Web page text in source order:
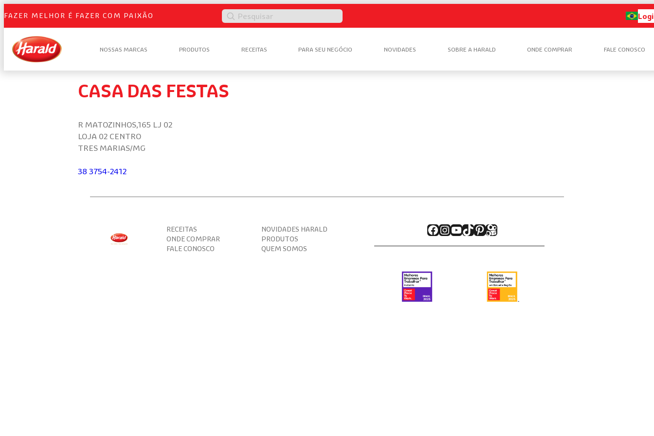
FAZER MELHOR É FAZER COM PAIXÃO Pesquisar
NOSSAS MARCAS PRODUTOS RECEITAS PARA SEU NEGÓCIO NOVIDADES SOBRE A HARALD ONDE COMPRAR FALE CONOSCO
CASA DAS FESTAS
R MATOZINHOS,165 LJ 02
LOJA 02 CENTRO
TRES MARIAS/MG
38 3754-2412
RECEITAS
NOVIDADES HARALD
ONDE COMPRAR
PRODUTOS
FALE CONOSCO
QUEM SOMOS
Facebook
Instagram
Youtube
TikTok
Pinterest
Kwai